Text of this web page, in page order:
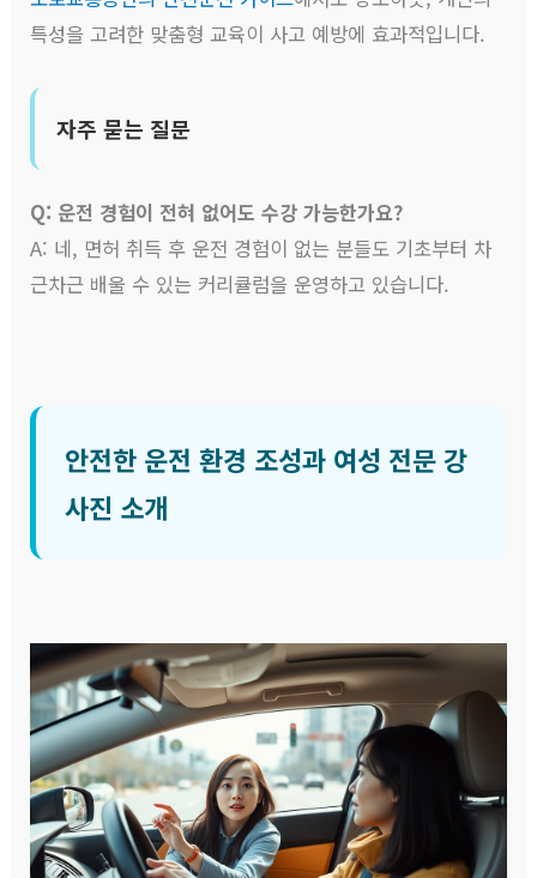
특성을 고려한 맞춤형 교육이 사고 예방에 효과적입니다.
자주 묻는 질문
Q: 운전 경험이 전혀 없어도 수강 가능한가요?
A: 네, 면허 취득 후 운전 경험이 없는 분들도 기초부터 차
근차근 배울 수 있는 커리큘럼을 운영하고 있습니다.
안전한 운전 환경 조성과 여성 전문 강
사진 소개